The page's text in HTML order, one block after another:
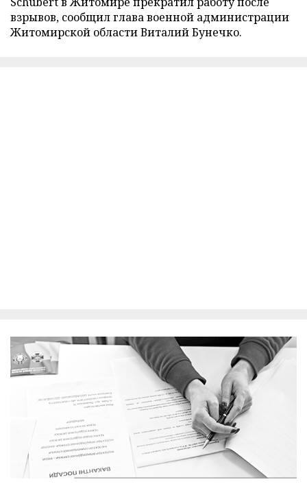
взрывов, сообщил глава военной администрации
Житомирской области Виталий Бунечко.